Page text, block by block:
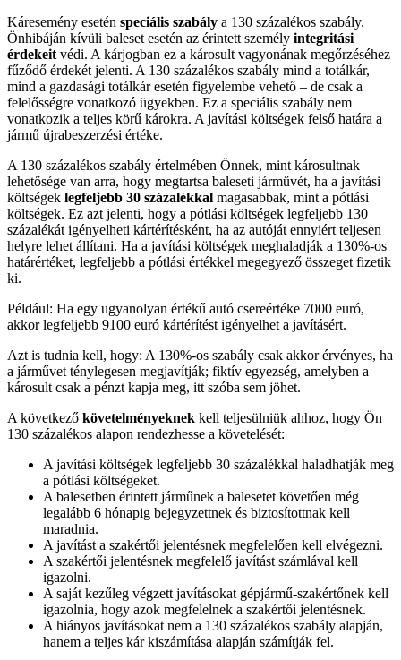
Káresemény esetén speciális szabály a 130 százalékos szabály.
Önhibáján kívüli baleset esetén az érintett személy integritási
érdekeit védi. A kárjogban ez a károsult vagyonának megőrzéséhez
fűződő érdekét jelenti. A 130 százalékos szabály mind a totálkár,
mind a gazdasági totálkár esetén figyelembe vehető – de csak a
felelősségre vonatkozó ügyekben. Ez a speciális szabály nem
vonatkozik a teljes körű károkra. A javítási költségek felső határa a
jármű újrabeszerzési értéke.
A 130 százalékos szabály értelmében Önnek, mint károsultnak
lehetősége van arra, hogy megtartsa baleseti járművét, ha a javítási
költségek legfeljebb 30 százalékkal magasabbak, mint a pótlási
költségek. Ez azt jelenti, hogy a pótlási költségek legfeljebb 130
százalékát igényelheti kártérítésként, ha az autóját ennyiért teljesen
helyre lehet állítani. Ha a javítási költségek meghaladják a 130%-os
határértéket, legfeljebb a pótlási értékkel megegyező összeget fizetik
ki.
Például: Ha egy ugyanolyan értékű autó csereértéke 7000 euró,
akkor legfeljebb 9100 euró kártérítést igényelhet a javításért.
Azt is tudnia kell, hogy: A 130%-os szabály csak akkor érvényes, ha
a járművet ténylegesen megjavítják; fiktív egyezség, amelyben a
károsult csak a pénzt kapja meg, itt szóba sem jöhet.
A következő követelményeknek kell teljesülniük ahhoz, hogy Ön
130 százalékos alapon rendezhesse a követelését:
A javítási költségek legfeljebb 30 százalékkal haladhatják meg
a pótlási költségeket.
A balesetben érintett járműnek a balesetet követően még
legalább 6 hónapig bejegyzettnek és biztosítottnak kell
maradnia.
A javítást a szakértői jelentésnek megfelelően kell elvégezni.
A szakértői jelentésnek megfelelő javítást számlával kell
igazolni.
A saját kezűleg végzett javításokat gépjármű-szakértőnek kell
igazolnia, hogy azok megfelelnek a szakértői jelentésnek.
A hiányos javításokat nem a 130 százalékos szabály alapján,
hanem a teljes kár kiszámítása alapján számítják fel.